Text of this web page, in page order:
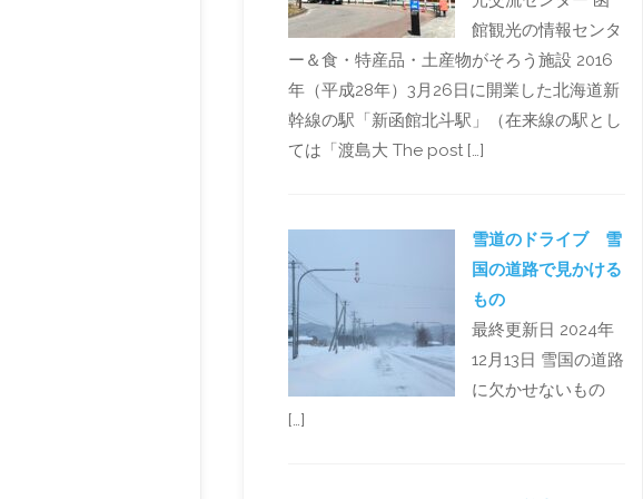
館観光の情報センタ
ー＆食・特産品・土産物がそろう施設 2016
年（平成28年）3月26日に開業した北海道新
幹線の駅「新函館北斗駅」（在来線の駅とし
ては「渡島大 The post […]
雪道のドライブ 雪
国の道路で見かける
もの
最終更新日 2024年
12月13日 雪国の道路
に欠かせないもの
[…]